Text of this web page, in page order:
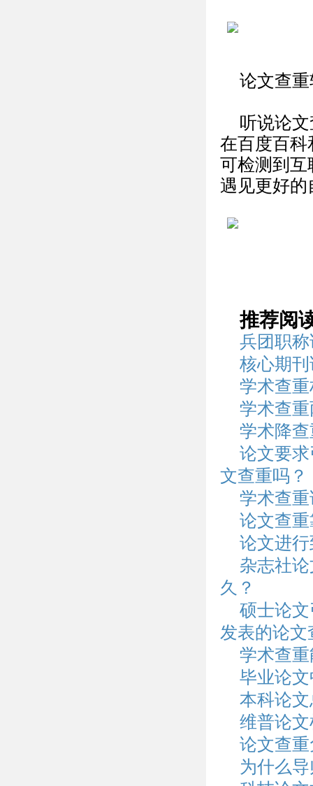
论文查
听说论
在百度百科
可检测到互
遇见更好的
推荐阅
兵团职
核心期
学术查
学术查
学术降
论文要
文查重吗？
学术查
论文查
论文进
杂志社
久？
硕士论
发表的论
学术查
毕业论
本科论
维普论
论文查
为什么